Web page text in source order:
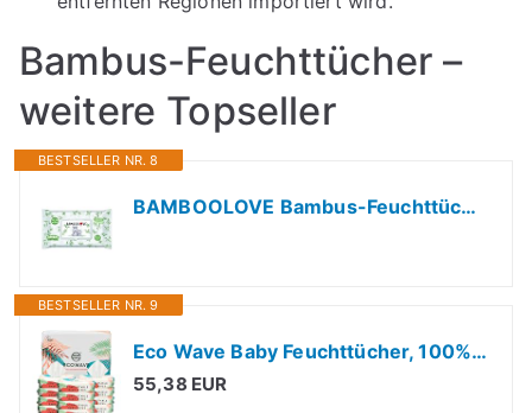
Bambus-Feuchttücher –
weitere Topseller
BESTSELLER NR. 8
BAMBOOLOVE Bambus-Feuchttücher - Hypoallergene Baby-Feuchttücher - Besonders weiche und sanfte Feuchttücher - Für Babys - 99,3% Wasser - Biologisch abbaubar - Water wipes - 60
BESTSELLER NR. 9
Eco Wave Baby Feuchttücher, 100% kompostierbare umweltfreundliche Bambus-Tücher, geruchlos, hypoallergen, vegan, alkoholfrei, geeignet für empfindliche Haut
55,38 EUR